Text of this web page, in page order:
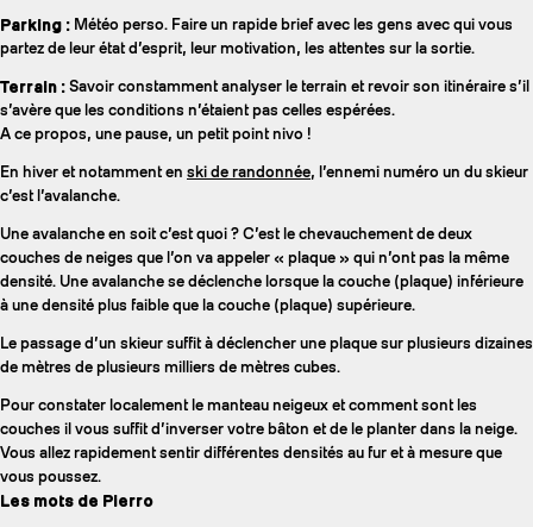
Parking : Météo perso. Faire un rapide brief avec les gens avec qui vous
partez de leur état d’esprit, leur motivation, les attentes sur la sortie.
Terrain : Savoir constamment analyser le terrain et revoir son itinéraire s’il
s’avère que les conditions n’étaient pas celles espérées.
A ce propos, une pause, un petit point nivo !
En hiver et notamment en ski de randonnée, l’ennemi numéro un du skieur
c’est l’avalanche.
Une avalanche en soit c’est quoi ? C’est le chevauchement de deux
couches de neiges que l’on va appeler « plaque » qui n’ont pas la même
densité. Une avalanche se déclenche lorsque la couche (plaque) inférieure
à une densité plus faible que la couche (plaque) supérieure.
Le passage d’un skieur suffit à déclencher une plaque sur plusieurs dizaines
de mètres de plusieurs milliers de mètres cubes.
Pour constater localement le manteau neigeux et comment sont les
couches il vous suffit d’inverser votre bâton et de le planter dans la neige.
Vous allez rapidement sentir différentes densités au fur et à mesure que
vous poussez.
Les mots de Pierro